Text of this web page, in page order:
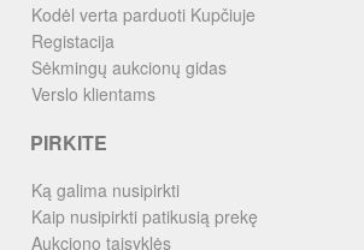
Kodėl verta parduoti Kupčiuje
Registacija
Sėkmingų aukcionų gidas
Verslo klientams
PIRKITE
Ką galima nusipirkti
Kaip nusipirkti patikusią prekę
Aukciono taisyklės